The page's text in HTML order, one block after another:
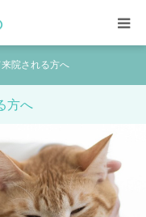
院される方へ
方へ